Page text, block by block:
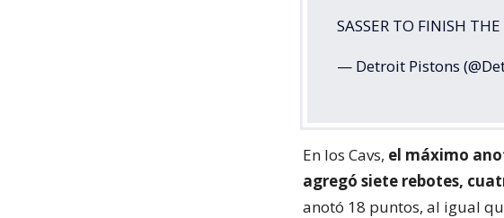
SASSER TO FINISH
— Detroit Pistons
En los Cavs, el máximo
agregó siete rebotes,
anotó 18 puntos, al igual